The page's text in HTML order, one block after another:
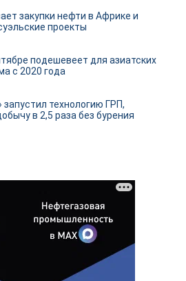
закупки нефти в Африке и
проекты
подешевеет для азиатских
с 2020 года
технологию ГРП,
в 2,5 раза без бурения